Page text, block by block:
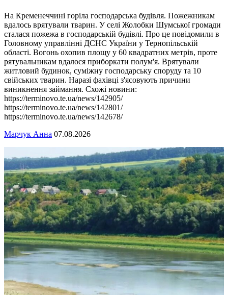
На Кременеччині горіла господарська будівля. Пожежникам
вдалось врятували тварин. У селі Жолобки Шумської громади
сталася пожежа в господарській будівлі. Про це повідомили в
Головному управлінні ДСНС України у Тернопільській
області. Вогонь охопив площу у 60 квадратних метрів, проте
рятувальникам вдалося приборкати полум'я. Врятували
житловий будинок, суміжну господарську споруду та 10
свійських тварин. Наразі фахівці з'ясовують причини
виникнення займання. Схожі новини:
https://terminovo.te.ua/news/142905/
https://terminovo.te.ua/news/142801/
https://terminovo.te.ua/news/142678/
Марчук Анна 07.08.2026